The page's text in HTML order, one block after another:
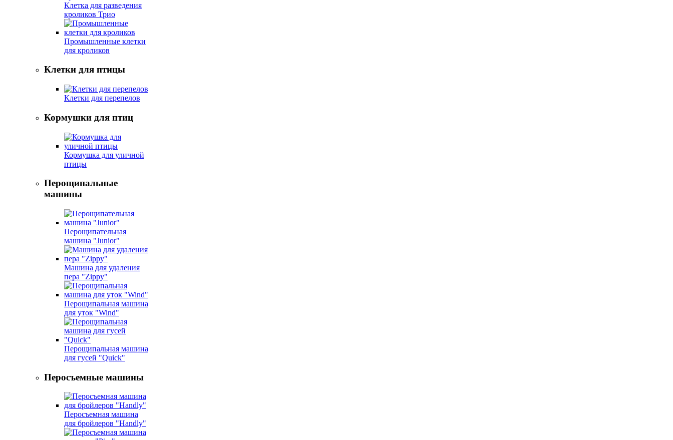
Клетка для разведения
кроликов Трио
Промышленные клетки
для кроликов
Клетки для птицы
Клетки для перепелов
Кормушки для птиц
Кормушка для уличной
птицы
Перощипальные
машины
Перощипательная
машина "Junior"
Машина для удаления
пера "Zippy"
Перощипальная машина
для уток "Wind"
Перощипальная машина
для гусей "Quick"
Перосъемные машины
Перосъемная машина
для бройлеров "Handly"